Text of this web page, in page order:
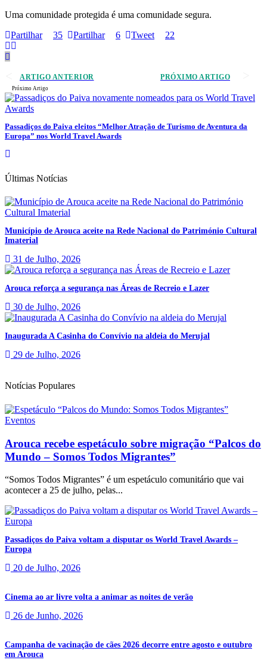
Uma comunidade protegida é uma comunidade segura.
Partilhar
35 Partilhar 6 Tweet 22
ARTIGO ANTERIOR PRÓXIMO ARTIGO
Próximo Artigo
Passadiços do Paiva eleitos “Melhor Atração de Turismo de Aventura da
Europa” nos World Travel Awards
Últimas Notícias
Município de Arouca aceite na Rede Nacional do Património Cultural
Imaterial
31 de Julho, 2026
Arouca reforça a segurança nas Áreas de Recreio e Lazer
30 de Julho, 2026
Inaugurada A Casinha do Convívio na aldeia do Merujal
29 de Julho, 2026
Notícias Populares
Eventos
Arouca recebe espetáculo sobre migração “Palcos do
Mundo – Somos Todos Migrantes”
“Somos Todos Migrantes” é um espetáculo comunitário que vai
acontecer a 25 de julho, pelas...
Passadiços do Paiva voltam a disputar os World Travel Awards –
Europa
20 de Julho, 2026
Cinema ao ar livre volta a animar as noites de verão
26 de Junho, 2026
Campanha de vacinação de cães 2026 decorre entre agosto e outubro
em Arouca